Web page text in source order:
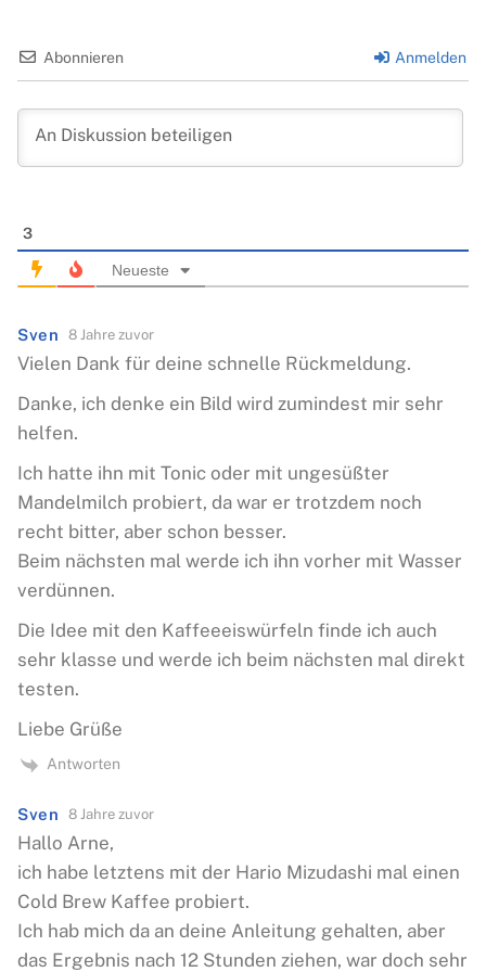
Abonnieren Anmelden
3
Neueste
Sven 8 Jahre zuvor
Vielen Dank für deine schnelle Rückmeldung.
Danke, ich denke ein Bild wird zumindest mir sehr
helfen.
Ich hatte ihn mit Tonic oder mit ungesüßter
Mandelmilch probiert, da war er trotzdem noch
recht bitter, aber schon besser.
Beim nächsten mal werde ich ihn vorher mit Wasser
verdünnen.
Die Idee mit den Kaffeeeiswürfeln finde ich auch
sehr klasse und werde ich beim nächsten mal direkt
testen.
Liebe Grüße
Antworten
Sven 8 Jahre zuvor
Hallo Arne,
ich habe letztens mit der Hario Mizudashi mal einen
Cold Brew Kaffee probiert.
Ich hab mich da an deine Anleitung gehalten, aber
das Ergebnis nach 12 Stunden ziehen, war doch sehr